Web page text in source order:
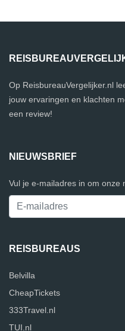
Op ReisbureauVergelijker.nl
jouw ervaringen en klachten
een review!
NIEUWSBRIEF
Vul je e-mailadres in om onze
REISBUREAUS
Belvilla
CheapTickets
333Travel.nl
TUI.nl